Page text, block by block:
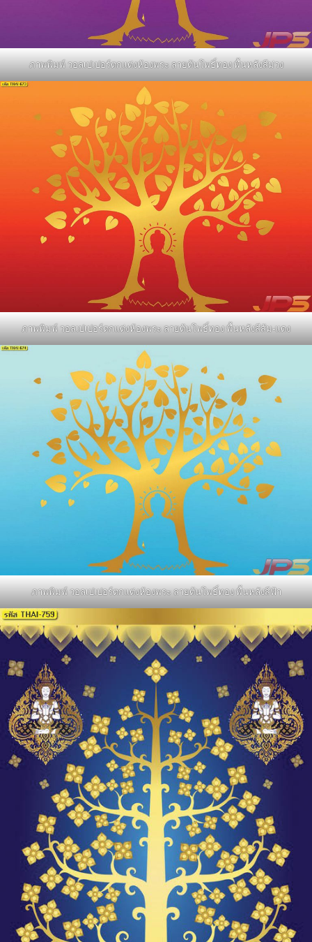
ภาพพิมพ์ วอลเปเปอร์ตกแต่งห้องพระ ลายต้นโพธิ์ทอง พื้นหลังสีม่วง
ภาพพิมพ์ วอลเปเปอร์ตกแต่งห้องพระ ลายต้นโพธิ์ทอง พื้นหลังสีส้ม-แดง
ภาพพิมพ์ วอลเปเปอร์ตกแต่งห้องพระ ลายต้นโพธิ์ทอง พื้นหลังสีฟ้า